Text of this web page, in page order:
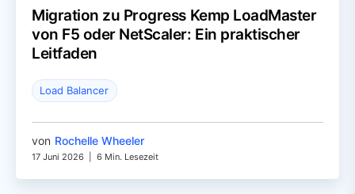
Migration zu Progress Kemp LoadMaster
von F5 oder NetScaler: Ein praktischer
Leitfaden
Load Balancer
von Rochelle Wheeler
17 Juni 2026 6 Min. Lesezeit